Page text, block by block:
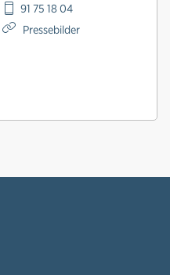
91 75 18 04
Pressebilder